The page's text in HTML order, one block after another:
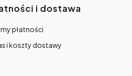
i dostawa
płatności
i koszty dostawy